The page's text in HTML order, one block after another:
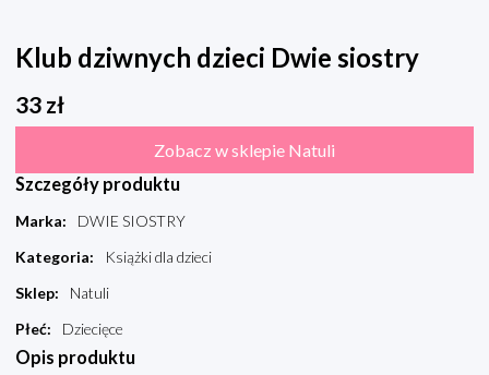
Klub dziwnych dzieci Dwie siostry
33 zł
Zobacz w sklepie Natuli
Szczegóły produktu
Marka:
DWIE SIOSTRY
Kategoria:
Książki dla dzieci
Sklep:
Natuli
Płeć: Dziecięce
Opis produktu